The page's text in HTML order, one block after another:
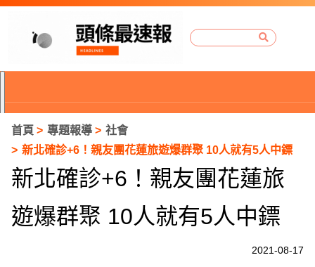
首頁 專題報導
社會
新北確診+6！親友團花蓮旅遊爆群聚 10人就有5人中鏢
新北確診+6！親友團花蓮旅
遊爆群聚 10人就有5人中鏢
2021-08-17